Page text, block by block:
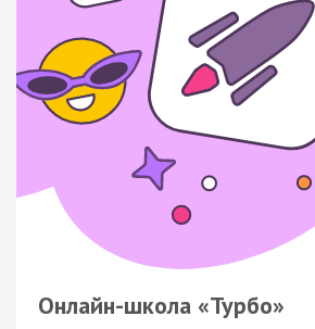
Онлайн-школа «Турбо»